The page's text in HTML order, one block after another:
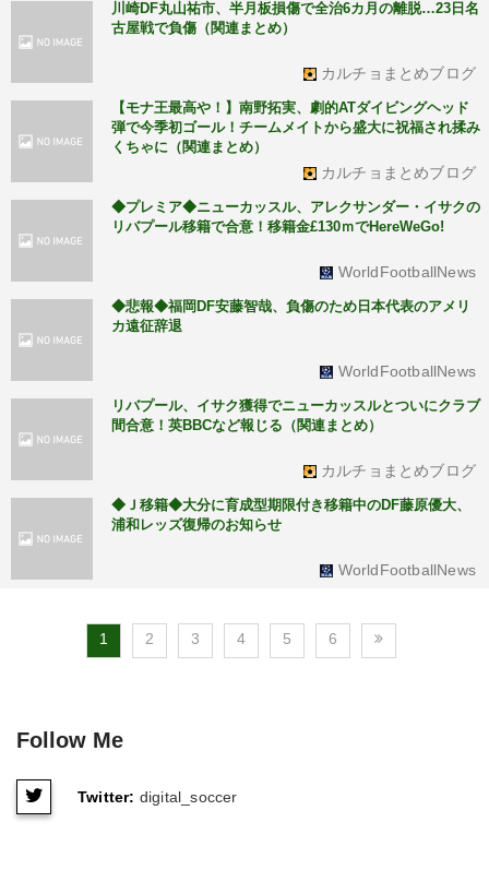
川崎DF丸山祐市、半月板損傷で全治6カ月の離脱…23日名
古屋戦で負傷（関連まとめ）
カルチョまとめブログ
【モナ王最高や！】南野拓実、劇的ATダイビングヘッド
弾で今季初ゴール！チームメイトから盛大に祝福され揉み
くちゃに（関連まとめ）
カルチョまとめブログ
◆プレミア◆ニューカッスル、アレクサンダー・イサクの
リバプール移籍で合意！移籍金£130ｍでHereWeGo!
WorldFootballNews
◆悲報◆福岡DF安藤智哉、負傷のため日本代表のアメリ
カ遠征辞退
WorldFootballNews
リバプール、イサク獲得でニューカッスルとついにクラブ
間合意！英BBCなど報じる（関連まとめ）
カルチョまとめブログ
◆Ｊ移籍◆大分に育成型期限付き移籍中のDF藤原優大、
浦和レッズ復帰のお知らせ
WorldFootballNews
1 2 3 4 5 6
Follow Me
Twitter: digital_soccer